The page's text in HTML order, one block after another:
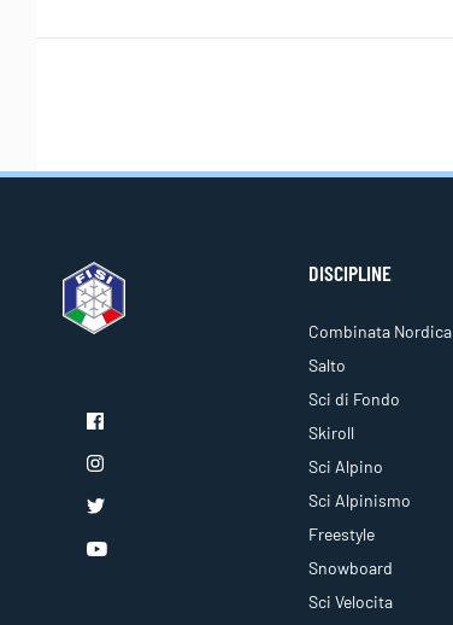
DISCIPLINE
Combinata Nordica
Salto
Sci di Fondo
Skiroll
Sci Alpino
Sci Alpinismo
Freestyle
Snowboard
Sci Velocita